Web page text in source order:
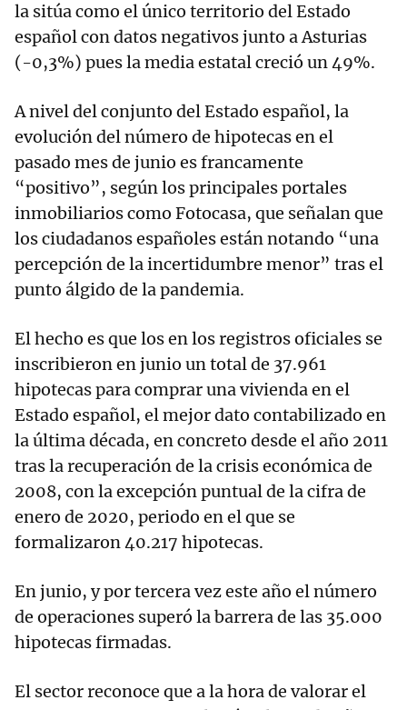
la sitúa como el único territorio del Estado
español con datos negativos junto a Asturias
(-0,3%) pues la media estatal creció un 49%.
A nivel del conjunto del Estado español, la
evolución del número de hipotecas en el
pasado mes de junio es francamente
“positivo”, según los principales portales
inmobiliarios como Fotocasa, que señalan que
los ciudadanos españoles están notando “una
percepción de la incertidumbre menor” tras el
punto álgido de la pandemia.
El hecho es que los en los registros oficiales se
inscribieron en junio un total de 37.961
hipotecas para comprar una vivienda en el
Estado español, el mejor dato contabilizado en
la última década, en concreto desde el año 2011
tras la recuperación de la crisis económica de
2008, con la excepción puntual de la cifra de
enero de 2020, periodo en el que se
formalizaron 40.217 hipotecas.
En junio, y por tercera vez este año el número
de operaciones superó la barrera de las 35.000
hipotecas firmadas.
El sector reconoce que a la hora de valorar el